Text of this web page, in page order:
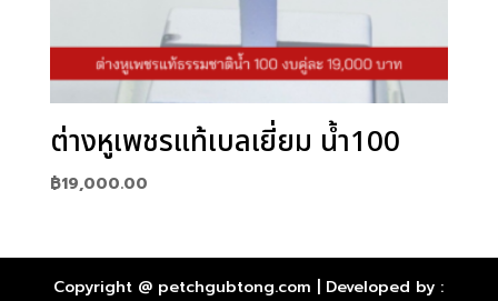
ต่างหูเพชรแท้เบลเยี่ยม น้ำ100
฿19,000.00
Copyright @ petchgubtong.com | Developed by :